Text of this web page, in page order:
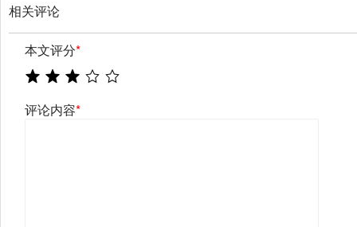
相关评论
本文评分*
评论内容*